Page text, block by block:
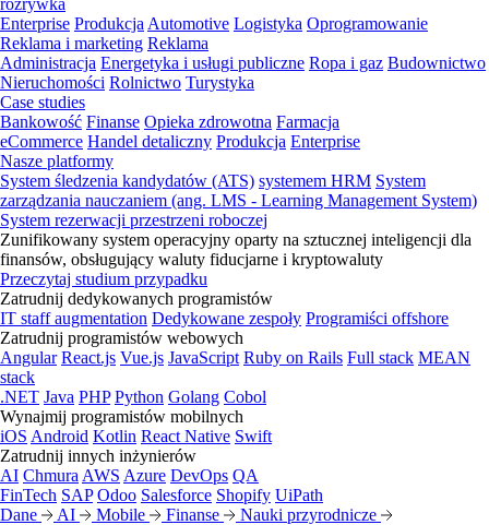
rozrywka
Enterprise Produkcja Automotive Logistyka Oprogramowanie
Reklama i marketing Reklama
Administracja Energetyka i usługi publiczne Ropa i gaz Budownictwo
Nieruchomości Rolnictwo Turystyka
Case studies
Bankowość Finanse Opieka zdrowotna Farmacja
eCommerce Handel detaliczny Produkcja Enterprise
Nasze platformy
System śledzenia kandydatów (ATS) systemem HRM System
zarządzania nauczaniem (ang. LMS - Learning Management System)
System rezerwacji przestrzeni roboczej
Zunifikowany system operacyjny oparty na sztucznej inteligencji dla
finansów, obsługujący waluty fiducjarne i kryptowaluty
Przeczytaj studium przypadku
Zatrudnij dedykowanych programistów
IT staff augmentation Dedykowane zespoły Programiści offshore
Zatrudnij programistów webowych
Angular React.js Vue.js JavaScript Ruby on Rails Full stack MEAN
stack
.NET Java PHP Python Golang Cobol
Wynajmij programistów mobilnych
iOS Android Kotlin React Native Swift
Zatrudnij innych inżynierów
AI Chmura AWS Azure DevOps QA
FinTech SAP Odoo Salesforce Shopify UiPath
Dane
AI Mobile Finanse Nauki przyrodnicze